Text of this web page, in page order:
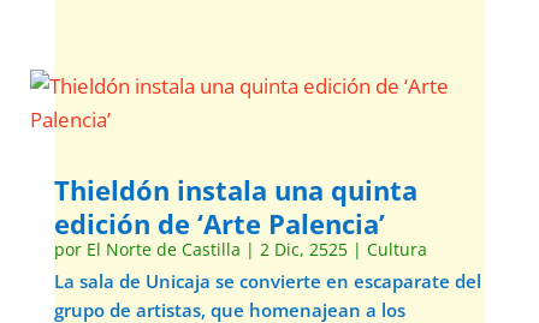
Thieldón instala una quinta
edición de ‘Arte Palencia’
por El Norte de Castilla | 2 Dic, 2525| Cultura
La sala de Unicaja se convierte en escaparate del
grupo de artistas, que homenajean a los